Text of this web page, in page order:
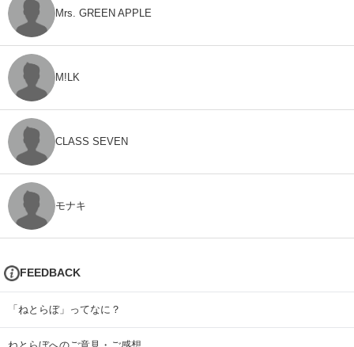
Mrs. GREEN APPLE
M!LK
CLASS SEVEN
モナキ
FEEDBACK
「ねとらぼ」ってなに？